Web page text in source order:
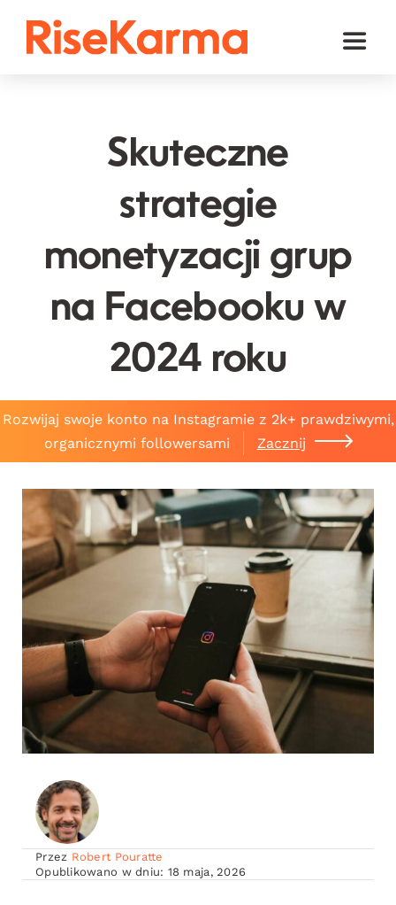
Toggle
Twitter (𝕏)
Inne
Skuteczne
strategie
monetyzacji grup
na Facebooku w
2024 roku
Rozwijaj swoje konto na Instagramie z 2k+ prawdziwymi,
organicznymi followersami
Zacznij
Przez Robert Pouratte
Opublikowano w dniu: 18 maja, 2026